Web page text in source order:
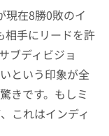
現在8勝0敗のイ
相手にリードを許
ブディビジョ
という印象が全
きです。もしミ
これはインディ